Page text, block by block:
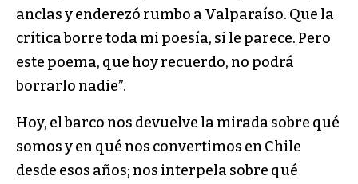
anclas y enderezó rumbo a Valparaíso. Que la
crítica borre toda mi poesía, si le parece. Pero
este poema, que hoy recuerdo, no podrá
borrarlo nadie”.
Hoy, el barco nos devuelve la mirada sobre qué
somos y en qué nos convertimos en Chile
desde esos años; nos interpela sobre qué